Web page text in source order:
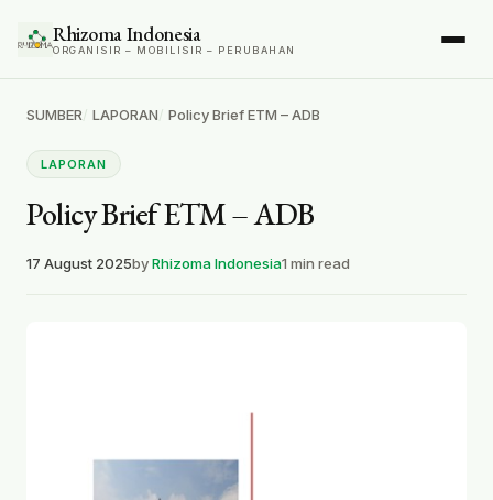
Rhizoma Indonesia
ORGANISIR – MOBILISIR – PERUBAHAN
SUMBER LAPORAN Policy Brief ETM – ADB
LAPORAN
Policy Brief ETM – ADB
17 August 2025byRhizoma Indonesia1 min read